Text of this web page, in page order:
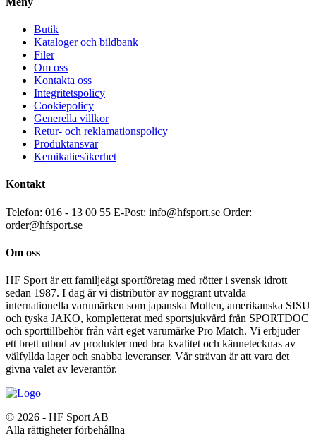
Butik
Kataloger och bildbank
Filer
Om oss
Kontakta oss
Integritetspolicy
Cookiepolicy
Generella villkor
Retur- och reklamationspolicy
Produktansvar
Kemikaliesäkerhet
Kontakt
Telefon: 016 - 13 00 55 E-Post: info@hfsport.se Order:
order@hfsport.se
Om oss
HF Sport är ett familjeägt sportföretag med rötter i svensk idrott
sedan 1987. I dag är vi distributör av noggrant utvalda
internationella varumärken som japanska Molten, amerikanska SISU
och tyska JAKO, kompletterat med sportsjukvård från SPORTDOC
och sporttillbehör från vårt eget varumärke Pro Match. Vi erbjuder
ett brett utbud av produkter med bra kvalitet och kännetecknas av
välfyllda lager och snabba leveranser. Vår strävan är att vara det
givna valet av leverantör.
© 2026 - HF Sport AB
Alla rättigheter förbehållna